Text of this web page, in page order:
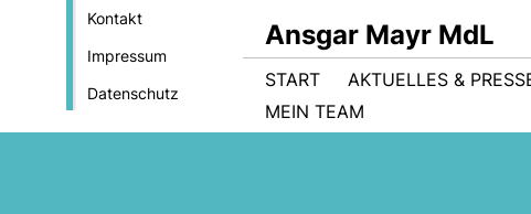
Kontakt
Impressum
Datenschutz
Ansgar Mayr MdL
START AKTUELLES &
MEIN TEAM